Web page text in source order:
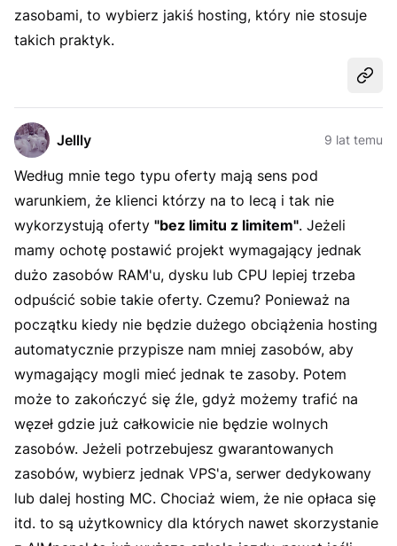
zasobami, to wybierz jakiś hosting, który nie stosuje
takich praktyk.
Jellly 9 lat temu
Według mnie tego typu oferty mają sens pod
warunkiem, że klienci którzy na to lecą i tak nie
wykorzystują oferty "bez limitu z limitem". Jeżeli
mamy ochotę postawić projekt wymagający jednak
dużo zasobów RAM'u, dysku lub CPU lepiej trzeba
odpuścić sobie takie oferty. Czemu? Ponieważ na
początku kiedy nie będzie dużego obciążenia hosting
automatycznie przypisze nam mniej zasobów, aby
wymagający mogli mieć jednak te zasoby. Potem
może to zakończyć się źle, gdyż możemy trafić na
węzeł gdzie już całkowicie nie będzie wolnych
zasobów. Jeżeli potrzebujesz gwarantowanych
zasobów, wybierz jednak VPS'a, serwer dedykowany
lub dalej hosting MC. Chociaż wiem, że nie opłaca się
itd. to są użytkownicy dla których nawet skorzystanie